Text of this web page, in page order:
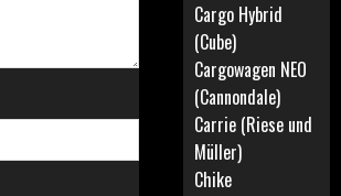
Cargo Hybrid
(Cube)
Cargowagen NEO
(Cannondale)
Carrie (Riese und
Müller)
Chike